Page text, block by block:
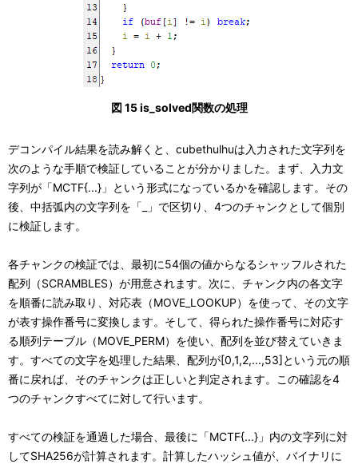
図 15 is_solved関数の処理
デコンパイル結果を読み解くと、cubethulhuは入力された文字列を
次のような手順で検証していることが分かりました。まず、入力文
字列が「MCTF{...}」という形式になっているかを確認します。その
後、中括弧内の文字列を「_」で区切り、4つのチャンクとして個別
に検証します。
各チャンクの検証では、最初に54個の値からなるシャッフルされた
配列（SCRAMBLES）が用意されます。次に、チャンク内の各文字
を順番に読み取り、対応表（MOVE_LOOKUP）を使って、その文字
が表す操作番号に変換します。そして、得られた操作番号に対応す
る順列テーブル（MOVE_PERM）を使い、配列を並び替えていきま
す。すべての文字を処理した結果、配列が[0,1,2,...,53]という元の順
番に戻れば、そのチャンクは正しいと判定されます。この確認を4
つのチャンクすべてに対して行います。
すべての検証を通過した場合、最後に「MCTF{...}」内の文字列に対
してSHA256が計算されます。計算したハッシュ値が、バイナリに